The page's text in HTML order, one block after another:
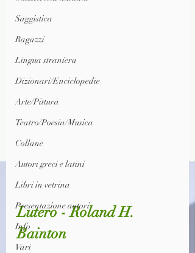
Saggistica
Ragazzi
Lingua straniera
Dizionari/Enciclopedie
Arte/Pittura
Teatro/Poesia/Musica
Collane
Autori greci e latini
Libri in vetrina
Presentazione autori
Info
Vari
Lutero - Roland H.
Bainton